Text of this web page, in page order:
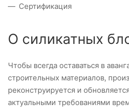
Сертификация
О силикатных
Чтобы всегда оставаться в
строительных материалов,
реконструируется и
актуальными требованиями